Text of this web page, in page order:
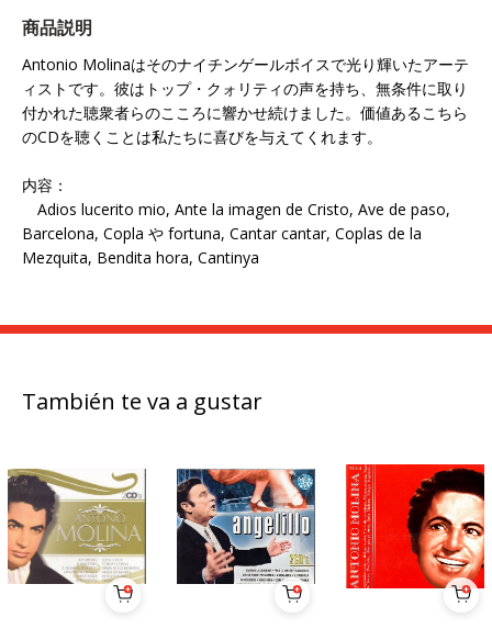
商品説明
Antonio Molinaはそのナイチンゲールボイスで光り輝いたアーテ
ィストです。彼はトップ・クォリティの声を持ち、無条件に取り
付かれた聴衆者らのこころに響かせ続けました。価値あるこちら
のCDを聴くことは私たちに喜びを与えてくれます。
内容：
Adios lucerito mio, Ante la imagen de Cristo, Ave de paso,
Barcelona, Copla や fortuna, Cantar cantar, Coplas de la
Mezquita, Bendita hora, Cantinya
También te va a gustar